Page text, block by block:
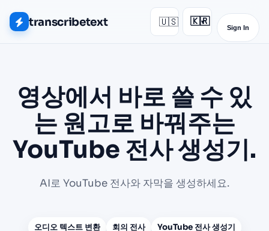
transcribetext 🇺🇸 🇰🇷
▾
Sign In
영상에서 바로 쓸 수 있
는 원고로 바꿔주는
YouTube 전사 생성기.
AI로 YouTube 전사와 자막을 생성하세요.
오디오 텍스트 변환 회의 전사 YouTube 전사 생성기